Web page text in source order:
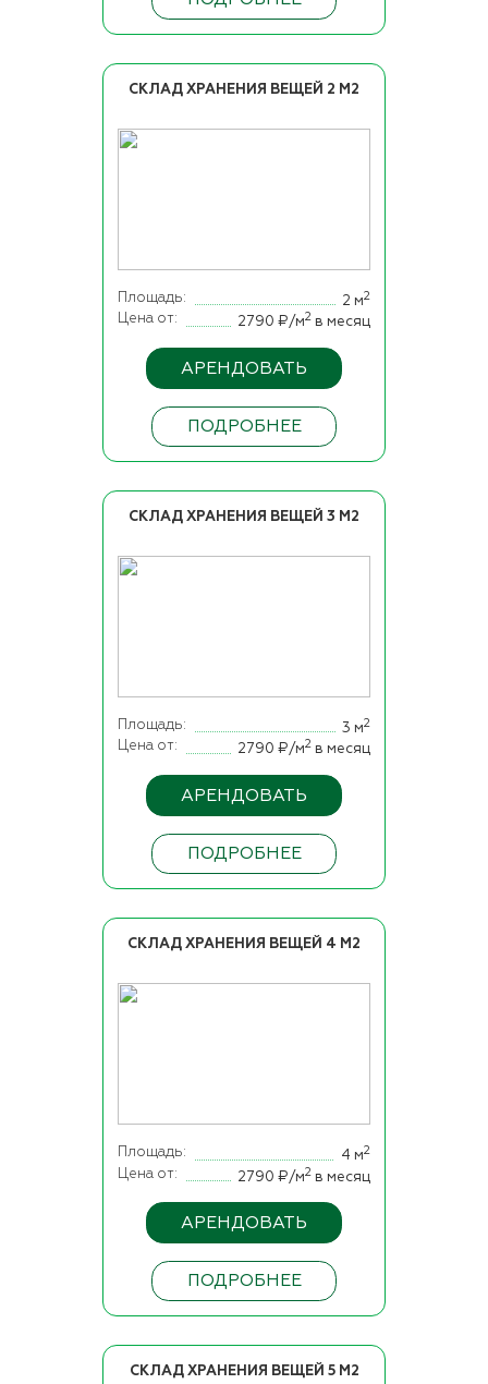
СКЛАД ХРАНЕНИЯ ВЕЩЕЙ 2 М2
Площадь 2 м2
Цена от 2790 ₽/м2 в месяц
АРЕНДОВАТЬ
ПОДРОБНЕЕ
СКЛАД ХРАНЕНИЯ ВЕЩЕЙ 3 М2
Площадь 3 м2
Цена от 2790 ₽/м2 в месяц
АРЕНДОВАТЬ
ПОДРОБНЕЕ
СКЛАД ХРАНЕНИЯ ВЕЩЕЙ 4 М2
Площадь 4 м2
Цена от 2790 ₽/м2 в месяц
АРЕНДОВАТЬ
ПОДРОБНЕЕ
СКЛАД ХРАНЕНИЯ ВЕЩЕЙ 5 М2